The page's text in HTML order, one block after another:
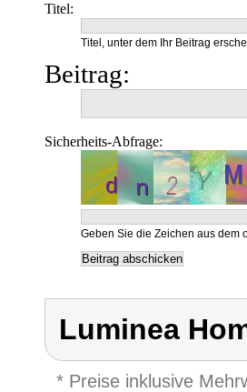
Titel:
Titel, unter dem Ihr Beitrag
Beitrag:
Sicherheits-Abfrage:
Geben Sie die Zeichen aus dem
Luminea
* Preise inklusive